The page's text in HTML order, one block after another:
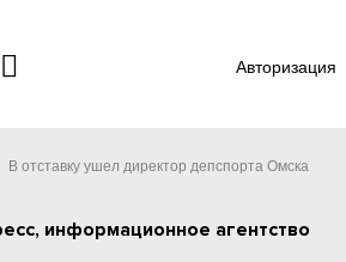
Авторизация
В отставку ушел директор депспорта Омска
информационное агентство